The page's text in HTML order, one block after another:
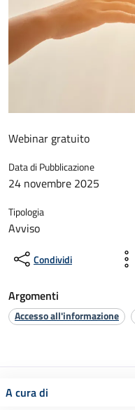
Webinar gratuito
Data di Pubblicazione
24 novembre 2025
Tipologia
Avviso
Condividi
Argomenti
Accesso all'informazione
A cura di